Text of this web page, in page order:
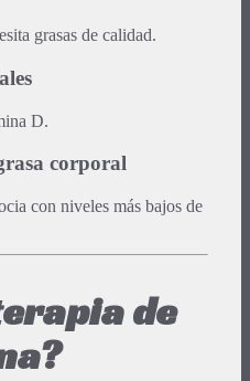
grasas de calidad.
D.
corporal
con niveles más bajos de
de